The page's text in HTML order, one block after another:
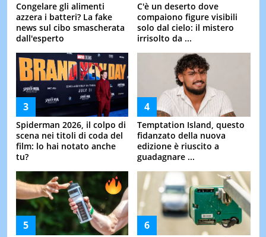
Congelare gli alimenti
azzera i batteri? La fake
news sul cibo smascherata
dall'esperto
C'è un deserto dove
compaiono figure visibili
solo dal cielo: il mistero
irrisolto da ...
Spiderman 2026, il colpo di
scena nei titoli di coda del
film: lo hai notato anche
tu?
Temptation Island, questo
fidanzato della nuova
edizione è riuscito a
guadagnare ...